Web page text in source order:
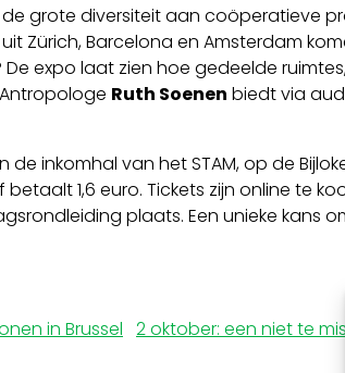
grote diversiteit aan coöperatieve
Zürich, Barcelona en Amsterdam
expo laat zien hoe gedeelde
Ruth Soenen biedt via
de inkomhal van het STAM, op de
1,6 euro. Tickets zijn online te
plaats. Een unieke kans
in Brussel 2 oktober: een niet te